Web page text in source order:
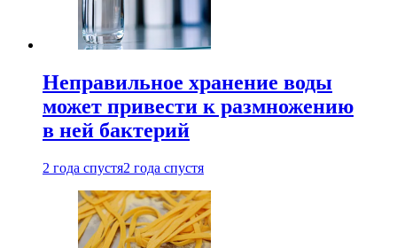
Неправильное хранение воды
может привести к размножению
в ней бактерий
2 года спустя2 года спустя